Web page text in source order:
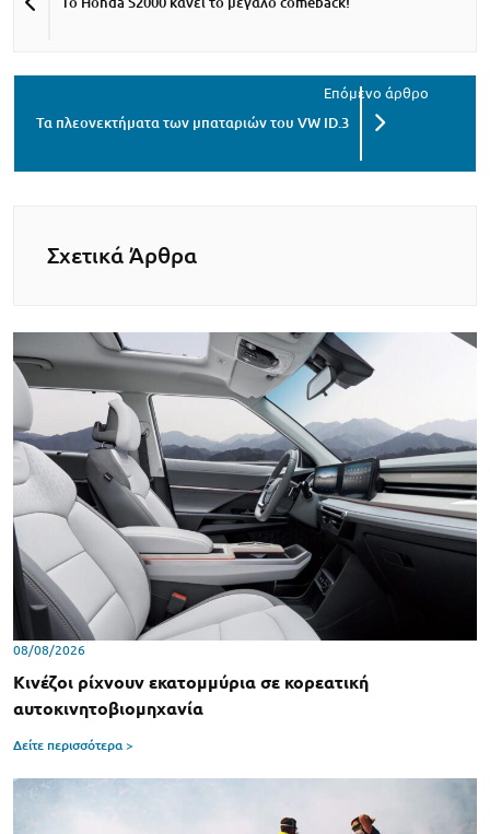
Τα πλεονεκτήματα των μπαταριών του VW ID.3
Σχετικά Άρθρα
08/08/2026
Κινέζοι ρίχνουν εκατομμύρια σε κορεατική
αυτοκινητοβιομηχανία
Δείτε περισσότερα >